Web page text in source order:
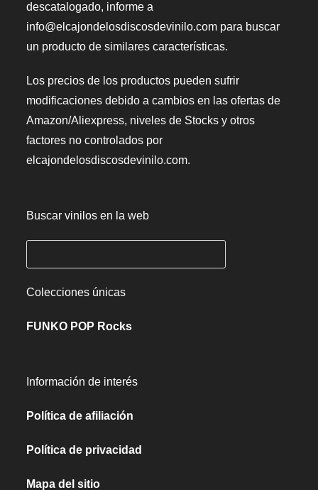
descatalogado, informe a
info@elcajondelosdiscosdevinilo.com para buscar
un producto de similares características.
Los precios de los productos pueden sufrir
modificaciones debido a cambios en las ofertas de
Amazon/Aliexpress, niveles de Stocks y otros
factores no controlados por
elcajondelosdiscosdevinilo.com.
Buscar vinilos en la web
Colecciones únicas
FUNKO POP Rocks
Información de interés
Política de afiliación
Política de privacidad
Mapa del sitio